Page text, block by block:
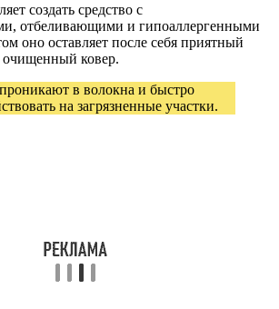
создать средство с
отбеливающими и гипоаллергенными
оно оставляет после себя приятный
очищенный ковер.
в волокна и быстро
на загрязненные участки.